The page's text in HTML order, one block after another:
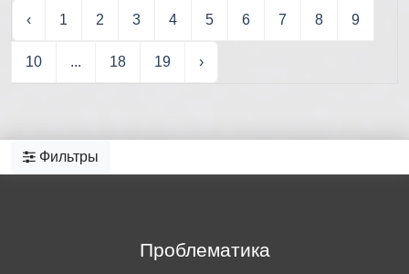
‹ 1 2 3 4 5 6 7 8 9
10 ... 18 19 ›
Фильтры
Проблематика